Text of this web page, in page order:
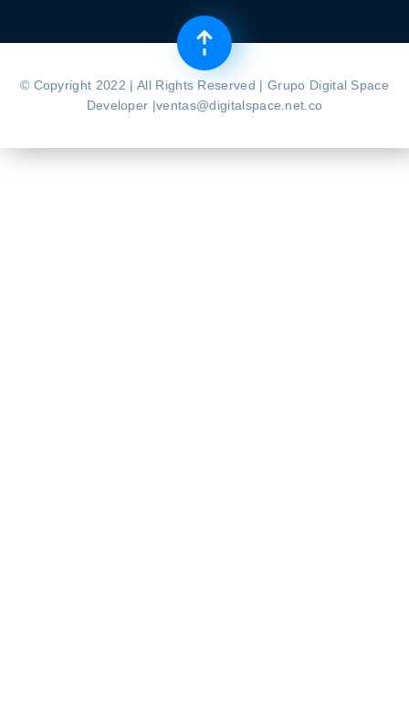
© Copyright 2022 | All Rights Reserved | Grupo Digital Space
Developer |ventas@digitalspace.net.co